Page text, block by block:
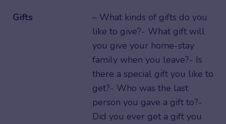
Gifts
– What kinds of gifts do you
like to give?- What gift will
you give your home-stay
family when you leave?- Is
there a special gift you like to
get?- Who was the last
person you gave a gift to?-
Did you ever get a gift you